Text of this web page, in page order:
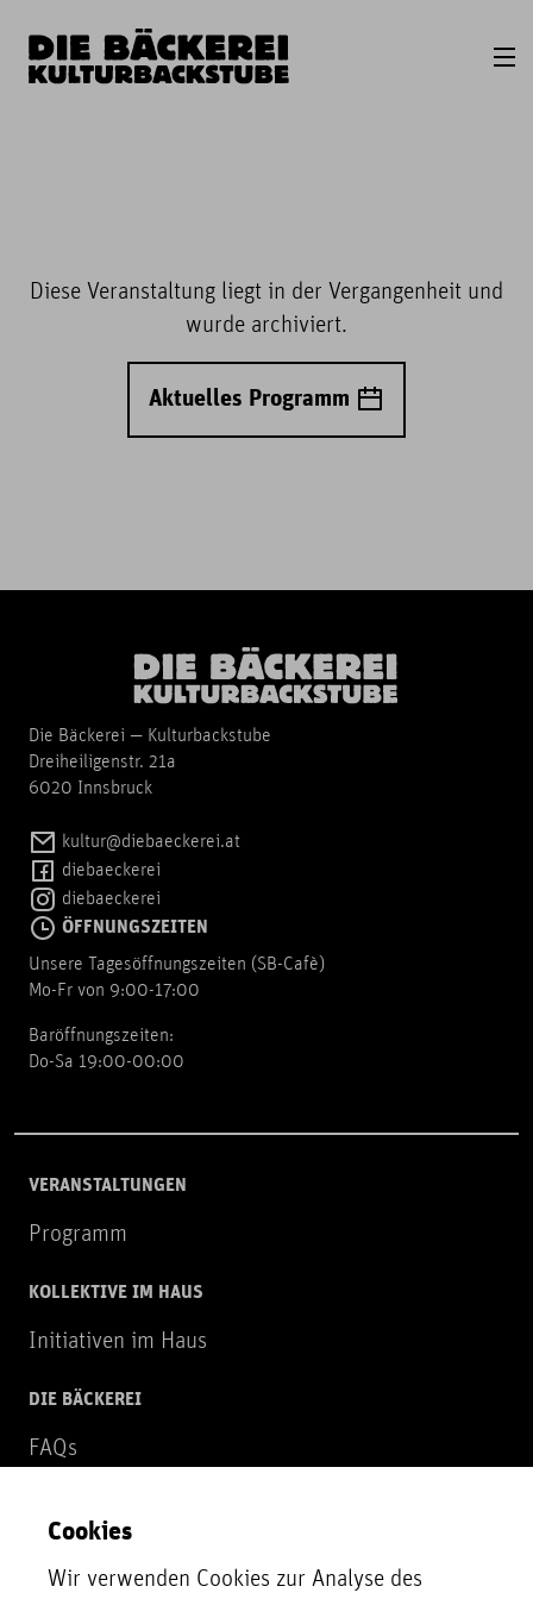
Diese Veranstaltung liegt in der Vergangenheit und
wurde archiviert.
Aktuelles Programm
Die Bäckerei — Kulturbackstube
Dreiheiligenstr. 21a
6020 Innsbruck
kultur@diebaeckerei.at
diebaeckerei
diebaeckerei
ÖFFNUNGSZEITEN
Unsere Tagesöffnungszeiten (SB-Cafè)
Mo-Fr von 9:00-17:00
Baröffnungszeiten:
Do-Sa 19:00-00:00
VERANSTALTUNGEN
Programm
KOLLEKTIVE IM HAUS
Initiativen im Haus
DIE BÄCKEREI
FAQs
NEWSLETTER
Zur Newsletter Anmeldung
Cookies
Wir verwenden Cookies zur Analyse des